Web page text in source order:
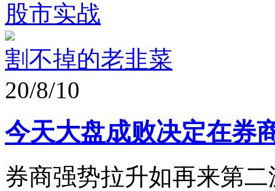
股市实战
割不掉的老韭菜
20/8/10
今天大盘成败决定在券
券商强势拉升如再来第